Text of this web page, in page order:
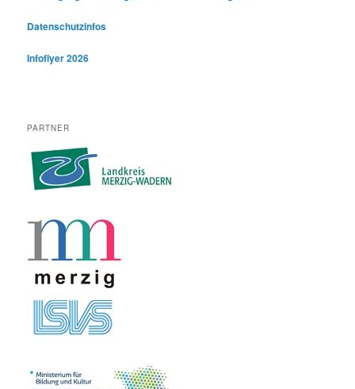
Datenschutzinfos
Infoflyer 2026
PARTNER